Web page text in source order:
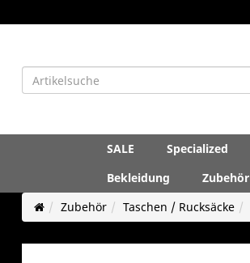
SALE Specialized
Bekleidung
Zubehör
Zubehör
Taschen / Rucksäcke